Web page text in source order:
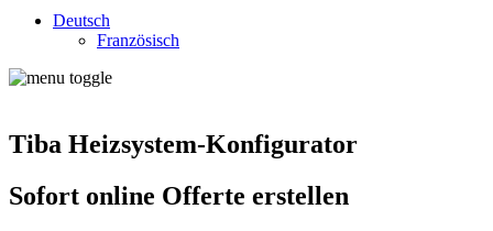
Deutsch
Französisch
Tiba Heizsystem-Konfigurator
Sofort online Offerte erstellen